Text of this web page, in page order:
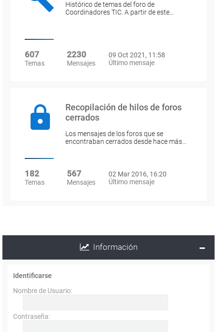
Histórico de temas del foro de
Coordinadores TIC. A partir de este…
607
Temas
2230
Mensajes
09 Oct 2021, 11:58
Último mensaje
Recopilación de hilos de foros
cerrados
Los mensajes de los foros que se
encontraban cerrados desde hace más…
182
Temas
567
Mensajes
02 Mar 2016, 16:20
Último mensaje
Información
Identificarse
Nombre de Usuario:
Contraseña: